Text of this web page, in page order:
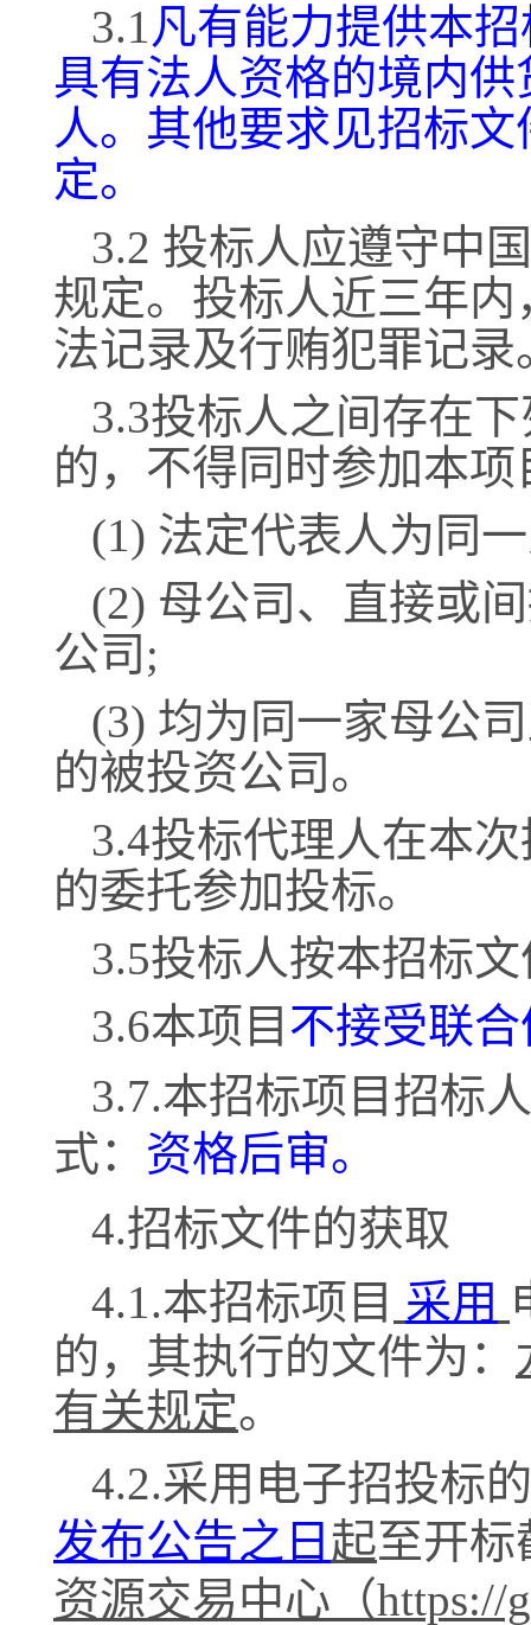
3.1凡有能力提供本
具有法人资格的境内
人。其他要求见招标
定。
3.2 投标人应遵守中
规定。投标人近三年
法记录及行贿犯罪记录
3.3投标人之间存在
的，不得同时参加本项
(1) 法定代表人为同
(2) 母公司、直接或
公司;
(3) 均为同一家母公
的被投资公司。
3.4投标代理人在本
的委托参加投标。
3.5投标人按本招标
3.6本项目 不接受联
3.7.本招标项目招标
式： 资格后审。
4.招标文件的获取
4.1.本招标项目 采用
的，其执行的文件为：
有关规定。
4.2.采用电子招投标
发布公告之日 起至开标
资源交易中心（https://